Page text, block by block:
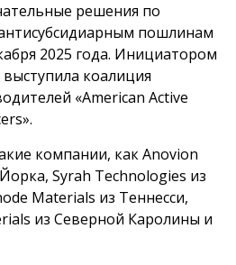
решения по
пошлинам
2025 года. Инициатором
коалиция
«American Active
компании, как Anovion
Syrah Technologies из
Materials из Теннесси,
из Северной Каролины и